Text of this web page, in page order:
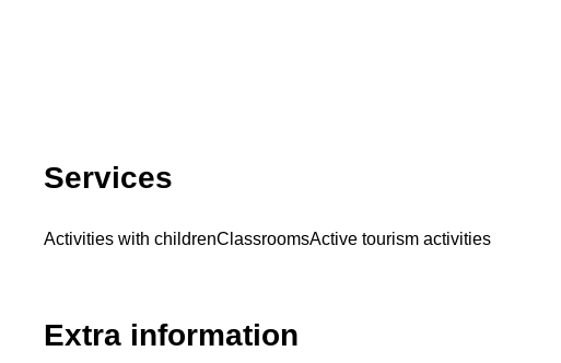
Services
Activities with childrenClassroomsActive tourism activities
Extra information